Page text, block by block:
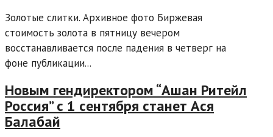
Золотые слитки. Архивное фото Биржевая
стоимость золота в пятницу вечером
восстанавливается после падения в четверг на
фоне публикации...
Новым гендиректором “Ашан Ритейл
Россия” с 1 сентября станет Ася
Балабай